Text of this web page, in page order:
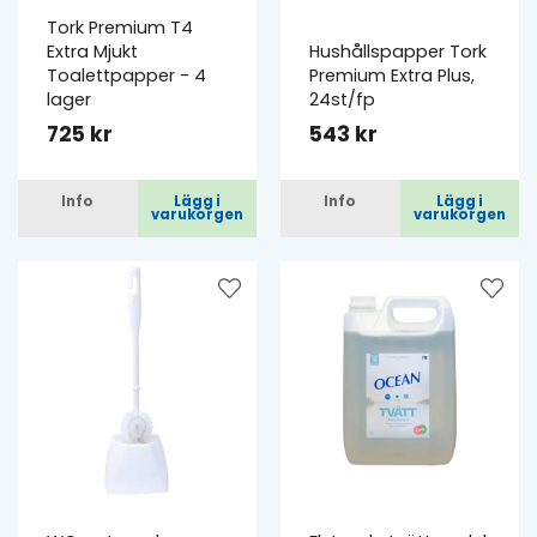
Tork Premium T4
Extra Mjukt
Toalettpapper - 4
lager
725 kr
Info Lägg i
varukorgen
Hushållspapper Tork
Premium Extra Plus,
24st/fp
543 kr
Info Lägg i
varukorgen